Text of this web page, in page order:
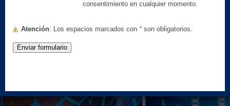
consentimiento en cualquier momento.
Atención: Los espacios marcados con *son obligatorios.